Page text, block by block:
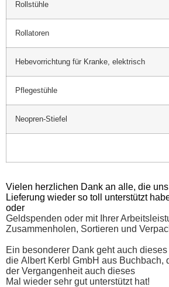
Rollstühle
Rollatoren
Hebevorrichtung für Kranke, elektrisch
Pflegestühle
Neopren-Stiefel
Vielen herzlichen Dank an alle, die
Lieferung wieder so toll unterstützt
oder
Geldspenden oder mit Ihrer
Zusammenholen, Sortieren und
Ein besonderer Dank geht auch
die Albert Kerbl GmbH aus Buchbach,
der Vergangenheit auch dieses
Mal wieder sehr gut unterstützt hat!